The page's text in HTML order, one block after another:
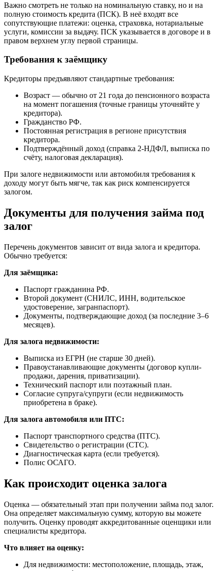
Важно смотреть не только на номинальную ставку, но и на
полную стоимость кредита (ПСК). В неё входят все
сопутствующие платежи: оценка, страховка, нотариальные
услуги, комиссии за выдачу. ПСК указывается в договоре и в
правом верхнем углу первой страницы.
Требования к заёмщику
Кредиторы предъявляют стандартные требования:
Возраст — обычно от 21 года до пенсионного возраста
на момент погашения (точные границы уточняйте у
кредитора).
Гражданство РФ.
Постоянная регистрация в регионе присутствия
кредитора.
Подтверждённый доход (справка 2-НДФЛ, выписка по
счёту, налоговая декларация).
При залоге недвижимости или автомобиля требования к
доходу могут быть мягче, так как риск компенсируется
залогом.
Документы для получения займа под
залог
Перечень документов зависит от вида залога и кредитора.
Обычно требуется:
Для заёмщика:
Паспорт гражданина РФ.
Второй документ (СНИЛС, ИНН, водительское
удостоверение, загранпаспорт).
Документы, подтверждающие доход (за последние 3–6
месяцев).
Для залога недвижимости:
Выписка из ЕГРН (не старше 30 дней).
Правоустанавливающие документы (договор купли-
продажи, дарения, приватизации).
Технический паспорт или поэтажный план.
Согласие супруга/супруги (если недвижимость
приобретена в браке).
Для залога автомобиля или ПТС:
Паспорт транспортного средства (ПТС).
Свидетельство о регистрации (СТС).
Диагностическая карта (если требуется).
Полис ОСАГО.
Как происходит оценка залога
Оценка — обязательный этап при получении займа под залог.
Она определяет максимальную сумму, которую вы можете
получить. Оценку проводят аккредитованные оценщики или
специалисты кредитора.
Что влияет на оценку:
Для недвижимости: местоположение, площадь, этаж,